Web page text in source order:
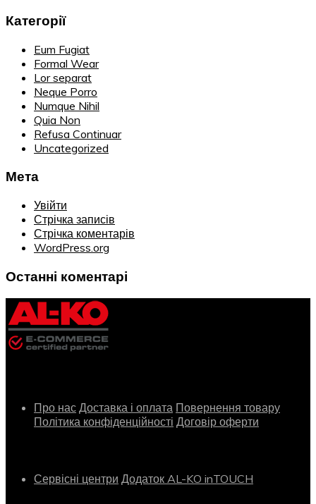
Категорії
Eum Fugiat
Formal Wear
Lor separat
Neque Porro
Numque Nihil
Quia Non
Refusa Continuar
Uncategorized
Мета
Увійти
Стрічка записів
Стрічка коментарів
WordPress.org
Останні коментарі
Про нас Доставка і оплата Повернення товару
Політика конфіденційності Договір оферти
Сервісні центри Додаток AL-KO inTOUCH